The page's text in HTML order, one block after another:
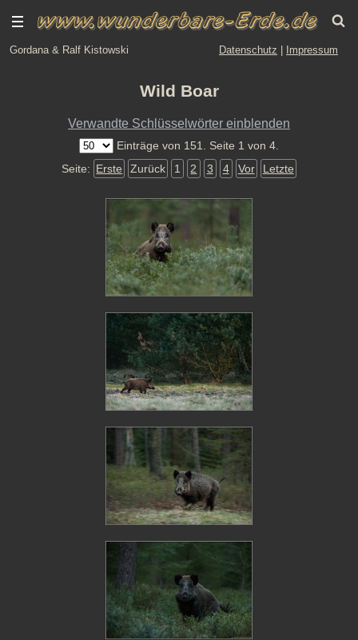
Gordana & Ralf Kistowski Datenschutz Impressum
Wild Boar
Verwandte Schlüsselwörter einblenden
Einträge von 151. Seite 1 von 4.
Seite: Erste Zurück 1 2 3 4 Vor Letzte